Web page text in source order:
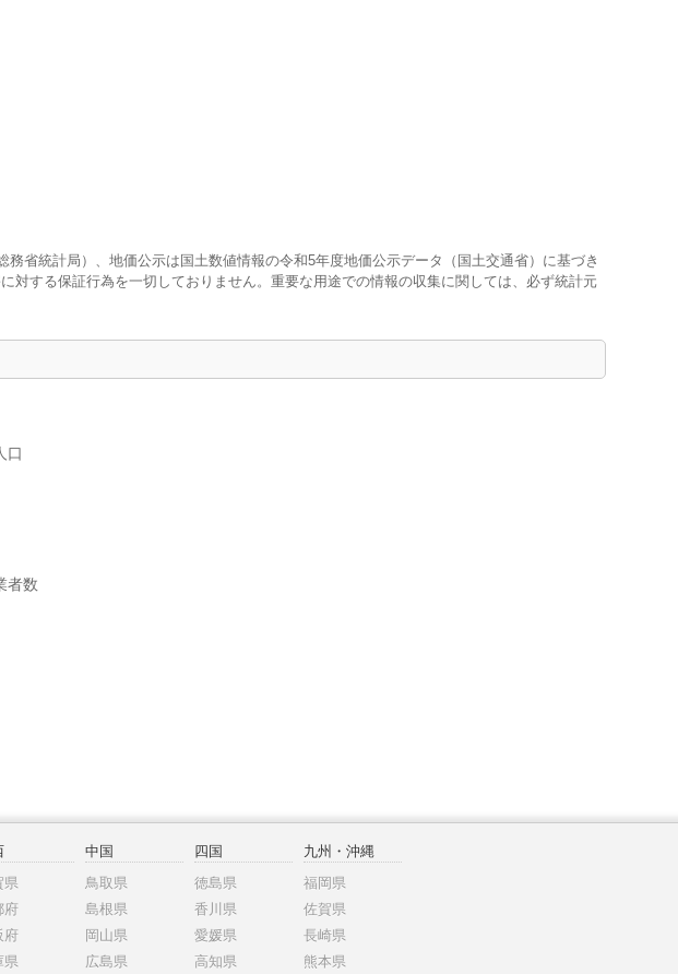
省統計局）、地価公示は国土数値情報の令和5年度地価公示データ（国土交通省）に基づき
対する保証行為を一切しておりません。重要な用途での情報の収集に関しては、必ず統計元
口
者数
県
府
府
県
中国
鳥取県
島根県
岡山県
広島県
四国
徳島県
香川県
愛媛県
高知県
九州・沖縄
福岡県
佐賀県
長崎県
熊本県